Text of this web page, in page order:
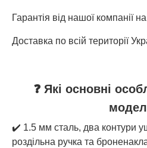
Гарантія від нашої компанії
Доставка по всій території
❓ Які основні
✔️ 1.5 мм сталь, два контури
роздільна ручка та